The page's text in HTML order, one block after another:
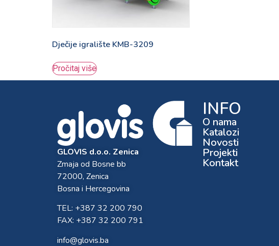
Dječije igralište KMB-3209
Pročitaj više
GLOVIS d.o.o. Zenica
Zmaja od Bosne bb
72000, Zenica
Bosna i Hercegovina
TEL: +387 32 200 790
FAX: +387 32 200 791
info@glovis.ba
INFO
O nama
Katalozi
Novosti
Projekti
Kontakt